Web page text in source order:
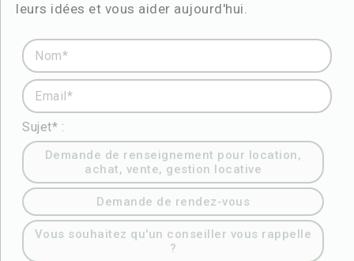
leurs idées et vous aider aujourd'hui.
Nom* :
Email* :
Sujet* :
Demande de renseignement pour location,
achat, vente, gestion locative
Demande de rendez-vous
Vous souhaitez qu'un conseiller vous rappelle
?